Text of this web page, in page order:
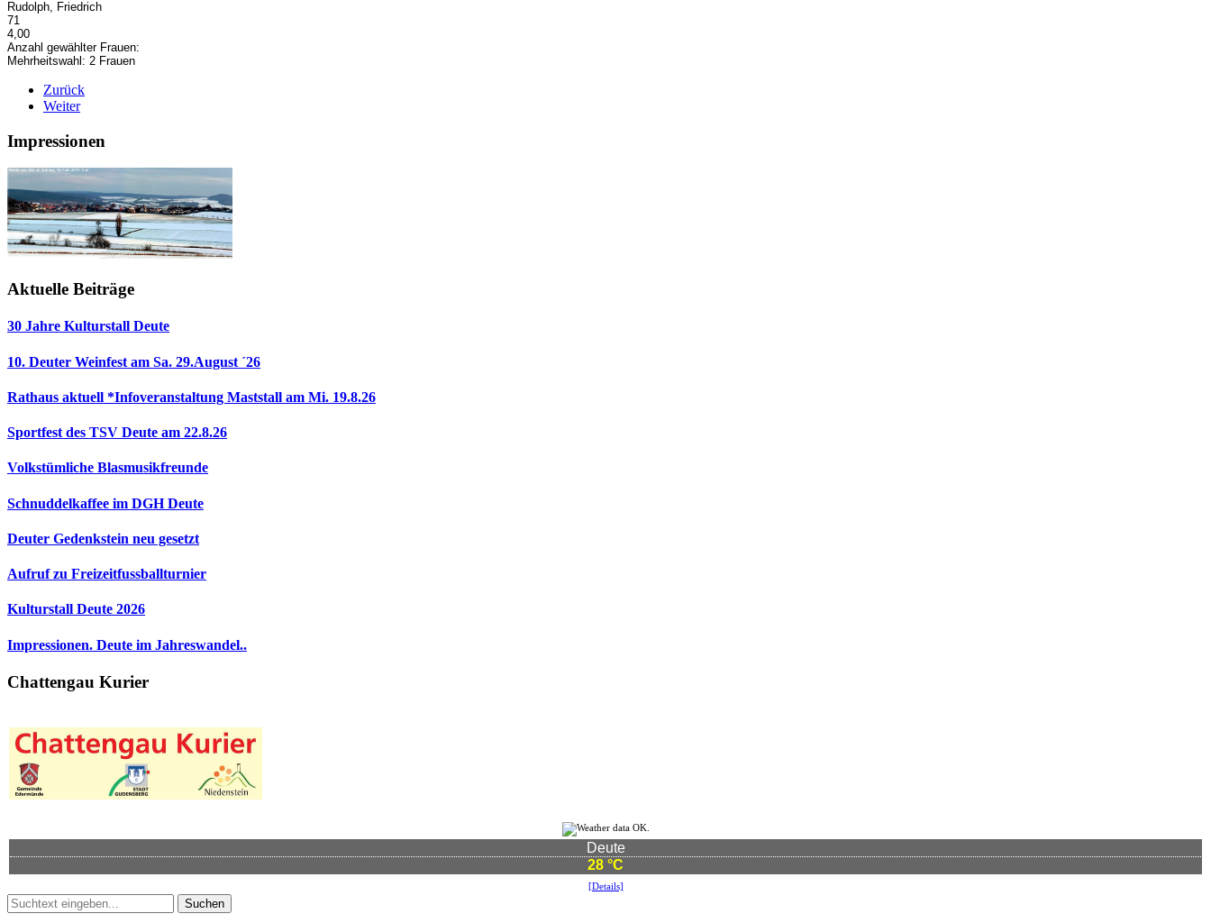
Rudolph, Friedrich
71
4,00
Anzahl gewählter Frauen:
Mehrheitswahl: 2 Frauen
Zurück
Weiter
Impressionen
Aktuelle Beiträge
30 Jahre Kulturstall Deute
10. Deuter Weinfest am Sa. 29.August ´26
Rathaus aktuell *Infoveranstaltung Maststall am Mi. 19.8.26
Sportfest des TSV Deute am 22.8.26
Volkstümliche Blasmusikfreunde
Schnuddelkaffee im DGH Deute
Deuter Gedenkstein neu gesetzt
Aufruf zu Freizeitfussballturnier
Kulturstall Deute 2026
Impressionen. Deute im Jahreswandel..
Chattengau Kurier
Deute
28 °C
[Details]
Suchen